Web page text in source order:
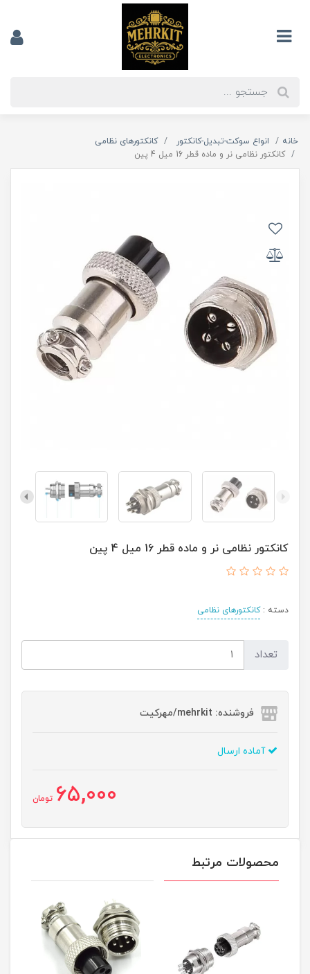
خانه انواع سوکت-تبدیل-کانکتور
کانکتورهای نظامی
کانکتور نظامی نر و ماده قطر 16 میل 4 پین
کانکتور نظامی نر و ماده قطر 16 میل 4 پین
دسته :کانکتورهای نظامی
تعداد
فروشنده: mehrkit/مهرکیت
آماده ارسال
65,000 تومان
محصولات مرتبط